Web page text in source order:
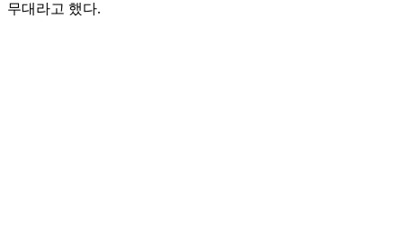
무대라고 했다.